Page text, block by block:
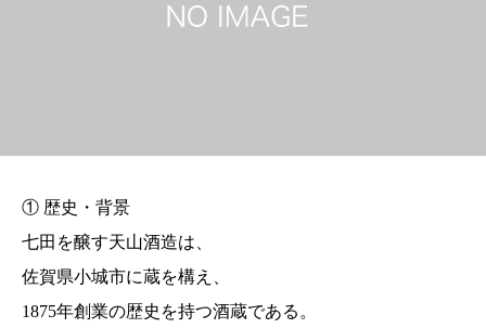
① 歴史・背景
七田を醸す天山酒造は、
佐賀県小城市に蔵を構え、
1875年創業の歴史を持つ酒蔵である。